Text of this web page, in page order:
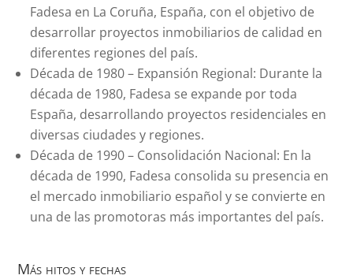
Fadesa en La Coruña, España, con el objetivo de
desarrollar proyectos inmobiliarios de calidad en
diferentes regiones del país.
Década de 1980 – Expansión Regional: Durante la
década de 1980, Fadesa se expande por toda
España, desarrollando proyectos residenciales en
diversas ciudades y regiones.
Década de 1990 – Consolidación Nacional: En la
década de 1990, Fadesa consolida su presencia en
el mercado inmobiliario español y se convierte en
una de las promotoras más importantes del país.
Más hitos y fechas